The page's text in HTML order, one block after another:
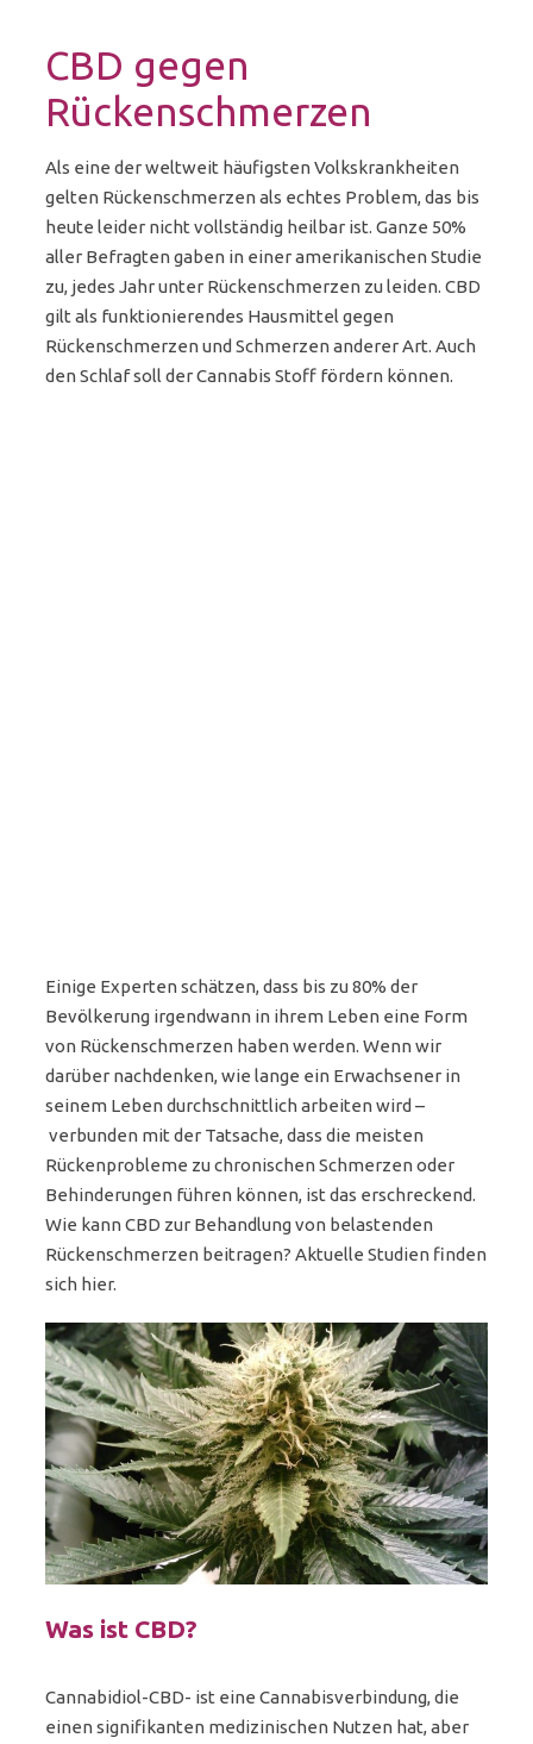
CBD gegen
Rückenschmerzen
Als eine der weltweit häufigsten Volkskrankheiten
gelten Rückenschmerzen als echtes Problem, das bis
heute leider nicht vollständig heilbar ist. Ganze 50%
aller Befragten gaben in einer amerikanischen Studie
zu, jedes Jahr unter Rückenschmerzen zu leiden. CBD
gilt als funktionierendes Hausmittel gegen
Rückenschmerzen und Schmerzen anderer Art. Auch
den Schlaf soll der Cannabis Stoff fördern können.
Einige Experten schätzen, dass bis zu 80% der
Bevölkerung irgendwann in ihrem Leben eine Form
von Rückenschmerzen haben werden. Wenn wir
darüber nachdenken, wie lange ein Erwachsener in
seinem Leben durchschnittlich arbeiten wird –
verbunden mit der Tatsache, dass die meisten
Rückenprobleme zu chronischen Schmerzen oder
Behinderungen führen können, ist das erschreckend.
Wie kann CBD zur Behandlung von belastenden
Rückenschmerzen beitragen? Aktuelle Studien finden
sich hier.
Was ist CBD?
Cannabidiol-CBD- ist eine Cannabisverbindung, die
einen signifikanten medizinischen Nutzen hat, aber